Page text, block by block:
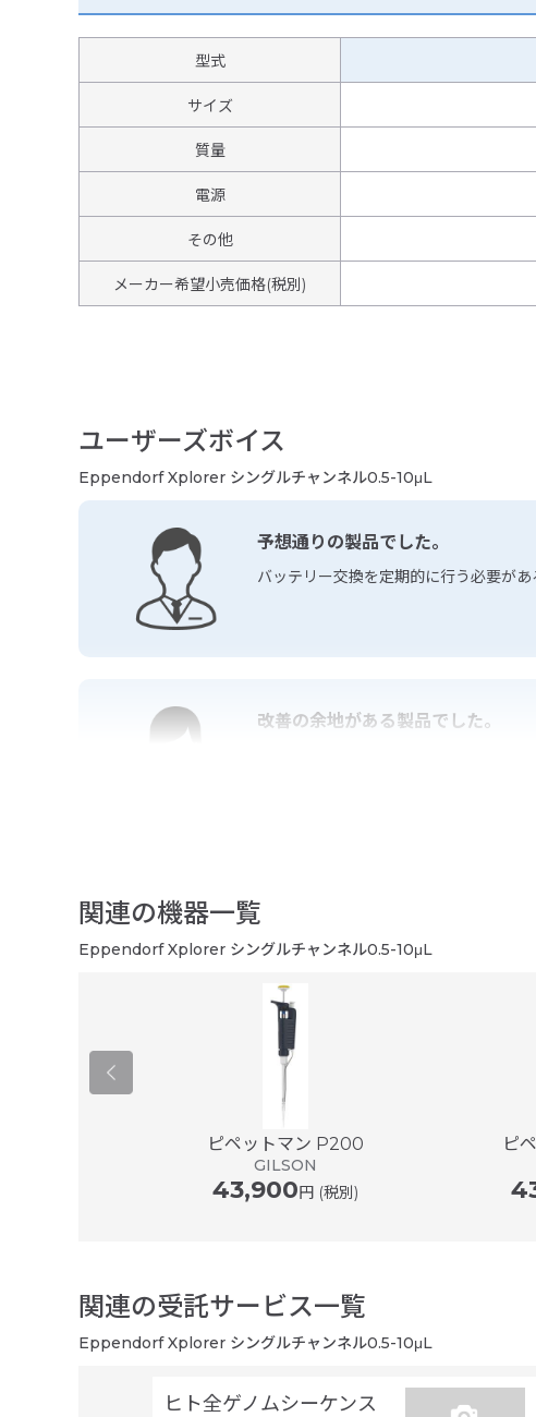
型式
サイズ
質量
電源
その他
メーカー希望小売価格(税別)
ユーザーズボイス
Eppendorf Xplorer シングルチャンネル0.5-10μL
予想通りの製品でした。
バッテリー交換を定期的に行う必要が
改善の余地がある製品でした。
連続分注の最後にロスが出るが、プロ
改善の余地がある製品でした。
関連の機器一覧
Eppendorf Xplorer シングルチャンネル0.5-10μL
ピペットマン P200
GILSON
43,900円 (税別)
ピ
関連の受託サービス一覧
Eppendorf Xplorer シングルチャンネル0.5-10μL
ヒト全ゲノムシーケンス